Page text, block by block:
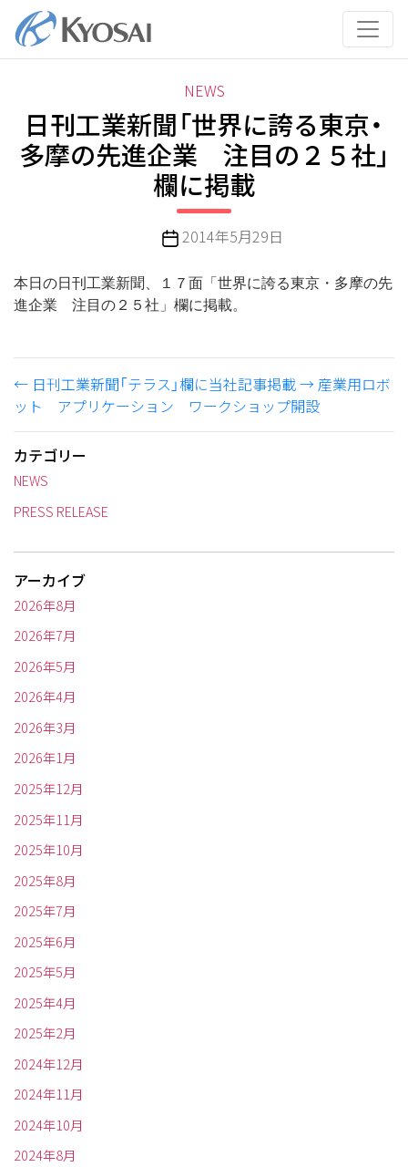
テ
カ
テ
ゴ
リ
ー
NEWS
日刊工業新聞「世界に誇る東京・
多摩の先進企業 注目の２５社」
欄に掲載
投
日
2014年5月29日
本日の日刊工業新聞、１７面「世界に誇る東京・多摩の先
進企業 注目の２５社」欄に掲載。
← 日刊工業新聞「テラス」欄に当社記事掲載→産業用ロボ
ット アプリケーション ワークショップ開設
カテゴリー
NEWS
PRESS RELEASE
アーカイブ
2026年8月
2026年7月
2026年5月
2026年4月
2026年3月
2026年1月
2025年12月
2025年11月
2025年10月
2025年8月
2025年7月
2025年6月
2025年5月
2025年4月
2025年2月
2024年12月
2024年11月
2024年10月
2024年8月